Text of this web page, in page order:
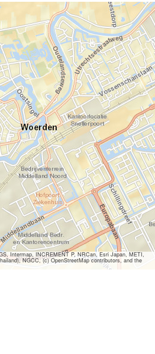
Intermap, INCREMENT P, NRCan, Esri Japan, METI,
NGCC, (c) OpenStreetMap contributors, and the